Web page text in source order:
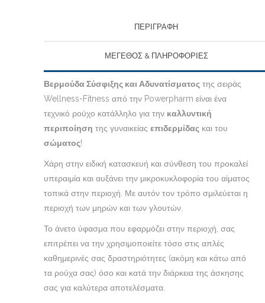
ΠΕΡΙΓΡΑΦΗ
ΜΕΓΕΘΟΣ & ΠΛΗΡΟΦΟΡΙΕΣ
Βερμούδα Σύσφιξης και Αδυνατίσματος της σειράς
Wellness-Fitness από την Powerpharm είναι ένα
τεχνικό ρούχο κατάλληλο για την καλλυντική
περιποίηση της γυναικείας επιδερμίδας και του
σώματος!
Χάρη στην ειδική κατασκευή και σύνθεση του προκαλεί
υπεραιμία και αυξάνει την μικροκυκλοφορία του αίματος
τοπικά στην περιοχή. Με αυτόν τον τρόπο σμιλεύεται η
περιοχή των μηρών και των γλουτών.
Το άνετο ύφασμα που εφαρμόζει στην περιοχή, σας
επιτρέπει να την χρησιμοποιείτε τόσο στις απλές
καθημερινές σας δραστηριότητες (ακόμη και κάτω από
τα ρούχα σας) όσο και κατά την διάρκεια της άσκησης
σας για καλύτερα αποτελέσματα.